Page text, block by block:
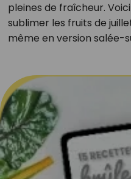
pleines de fraîcheur.
sublimer les fruits de
même en version salée-